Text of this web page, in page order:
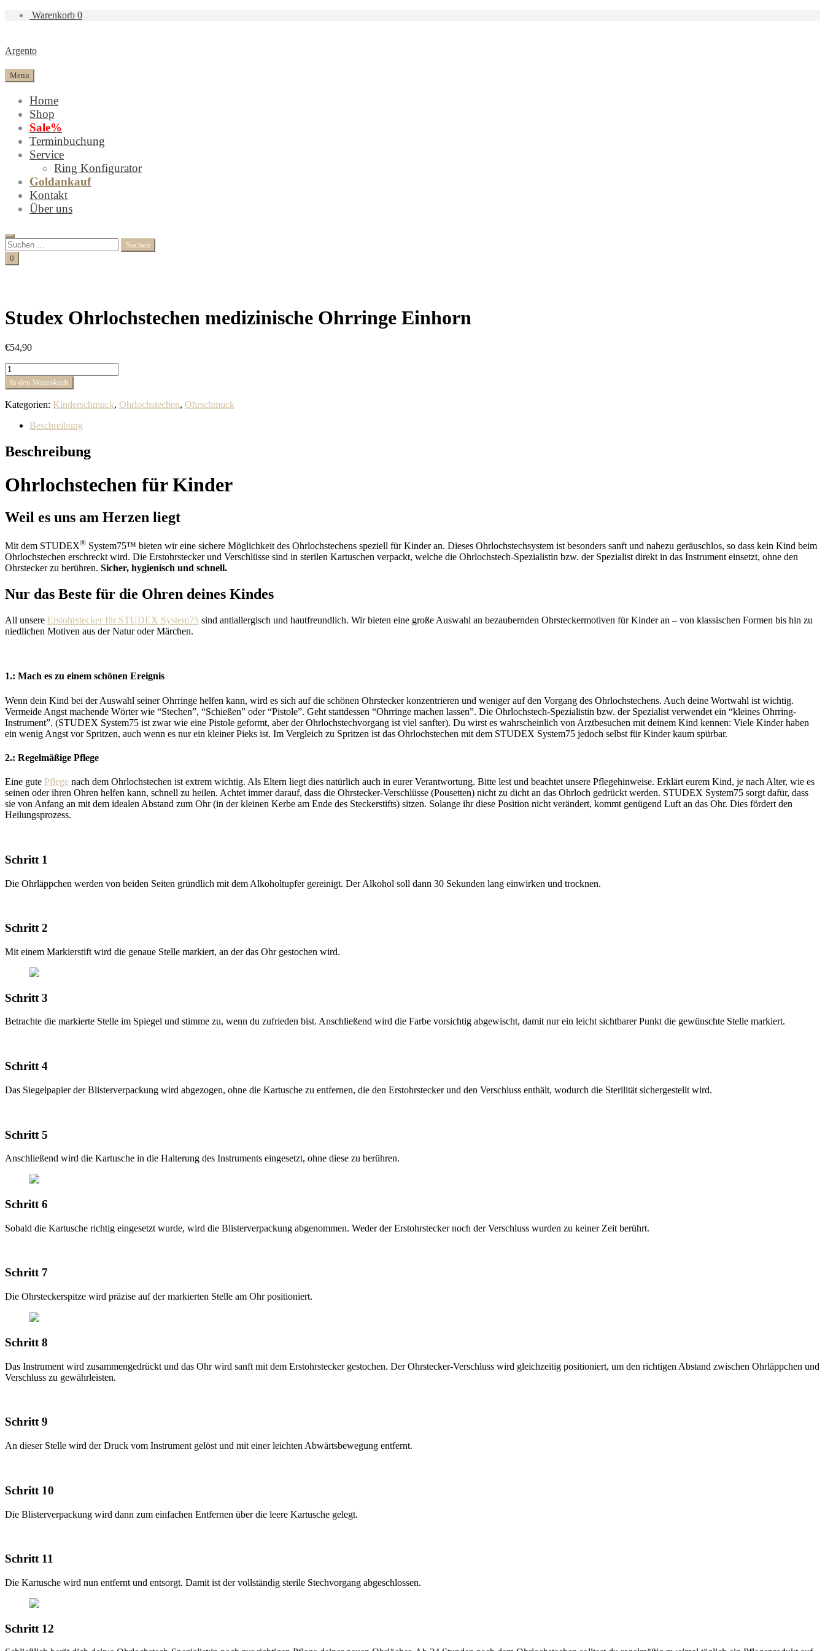
Warenkorb 0
Argento
Menu
Home
Shop
Sale%
Terminbuchung
Service
Ring Konfigurator
Goldankauf
Kontakt
Über uns
Search
Suchen
nach:
Cart
0
Studex Ohrlochstechen medizinische Ohrringe Einhorn
€54,90
Studex
Ohrlochstechen
medizinische
Ohrringe
Einhorn
Menge
In den Warenkorb
Kategorien: Kinderschmuck, Ohrlochstechen, Ohrschmuck
Beschreibung
Beschreibung
Ohrlochstechen für Kinder
Weil es uns am Herzen liegt
Mit dem STUDEX® System75™ bieten wir eine sichere Möglichkeit des Ohrlochstechens speziell für Kinder an. Dieses Ohrlochstechsystem ist besonders sanft und nahezu geräuschlos, so dass kein Kind beim
Ohrlochstechen erschreckt wird. Die Erstohrstecker und Verschlüsse sind in sterilen Kartuschen verpackt, welche die Ohrlochstech-Spezialistin bzw. der Spezialist direkt in das Instrument einsetzt, ohne den
Ohrstecker zu berühren. Sicher, hygienisch und schnell.
Nur das Beste für die Ohren deines Kindes
All unsere Erstohrstecker für STUDEX System75 sind antiallergisch und hautfreundlich. Wir bieten eine große Auswahl an bezaubernden Ohrsteckermotiven für Kinder an – von klassischen Formen bis hin zu
niedlichen Motiven aus der Natur oder Märchen.
1.: Mach es zu einem schönen Ereignis
Wenn dein Kind bei der Auswahl seiner Ohrringe helfen kann, wird es sich auf die schönen Ohrstecker konzentrieren und weniger auf den Vorgang des Ohrlochstechens. Auch deine Wortwahl ist wichtig.
Vermeide Angst machende Wörter wie “Stechen”, “Schießen” oder “Pistole”. Geht stattdessen “Ohrringe machen lassen”. Die Ohrlochstech-Spezialistin bzw. der Spezialist verwendet ein “kleines Ohrring-
Instrument”. (STUDEX System75 ist zwar wie eine Pistole geformt, aber der Ohrlochstechvorgang ist viel sanfter). Du wirst es wahrscheinlich von Arztbesuchen mit deinem Kind kennen: Viele Kinder haben
ein wenig Angst vor Spritzen, auch wenn es nur ein kleiner Pieks ist. Im Vergleich zu Spritzen ist das Ohrlochstechen mit dem STUDEX System75 jedoch selbst für Kinder kaum spürbar.
2.: Regelmäßige Pflege
Eine gute Pflege nach dem Ohrlochstechen ist extrem wichtig. Als Eltern liegt dies natürlich auch in eurer Verantwortung. Bitte lest und beachtet unsere Pflegehinweise. Erklärt eurem Kind, je nach Alter, wie es
seinen oder ihren Ohren helfen kann, schnell zu heilen. Achtet immer darauf, dass die Ohrstecker-Verschlüsse (Pousetten) nicht zu dicht an das Ohrloch gedrückt werden. STUDEX System75 sorgt dafür, dass
sie von Anfang an mit dem idealen Abstand zum Ohr (in der kleinen Kerbe am Ende des Steckerstifts) sitzen. Solange ihr diese Position nicht verändert, kommt genügend Luft an das Ohr. Dies fördert den
Heilungsprozess.
Schritt 1
Die Ohrläppchen werden von beiden Seiten gründlich mit dem Alkoholtupfer gereinigt. Der Alkohol soll dann 30 Sekunden lang einwirken und trocknen.
Schritt 2
Mit einem Markierstift wird die genaue Stelle markiert, an der das Ohr gestochen wird.
Schritt 3
Betrachte die markierte Stelle im Spiegel und stimme zu, wenn du zufrieden bist. Anschließend wird die Farbe vorsichtig abgewischt, damit nur ein leicht sichtbarer Punkt die gewünschte Stelle markiert.
Schritt 4
Das Siegelpapier der Blisterverpackung wird abgezogen, ohne die Kartusche zu entfernen, die den Erstohrstecker und den Verschluss enthält, wodurch die Sterilität sichergestellt wird.
Schritt 5
Anschließend wird die Kartusche in die Halterung des Instruments eingesetzt, ohne diese zu berühren.
Schritt 6
Sobald die Kartusche richtig eingesetzt wurde, wird die Blisterverpackung abgenommen. Weder der Erstohrstecker noch der Verschluss wurden zu keiner Zeit berührt.
Schritt 7
Die Ohrsteckerspitze wird präzise auf der markierten Stelle am Ohr positioniert.
Schritt 8
Das Instrument wird zusammengedrückt und das Ohr wird sanft mit dem Erstohrstecker gestochen. Der Ohrstecker-Verschluss wird gleichzeitig positioniert, um den richtigen Abstand zwischen Ohrläppchen und
Verschluss zu gewährleisten.
Schritt 9
An dieser Stelle wird der Druck vom Instrument gelöst und mit einer leichten Abwärtsbewegung entfernt.
Schritt 10
Die Blisterverpackung wird dann zum einfachen Entfernen über die leere Kartusche gelegt.
Schritt 11
Die Kartusche wird nun entfernt und entsorgt. Damit ist der vollständig sterile Stechvorgang abgeschlossen.
Schritt 12